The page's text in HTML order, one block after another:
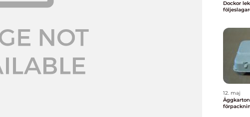
Dockor lek, utveckling och trygga
12. maj
Äggkartonger Mer än